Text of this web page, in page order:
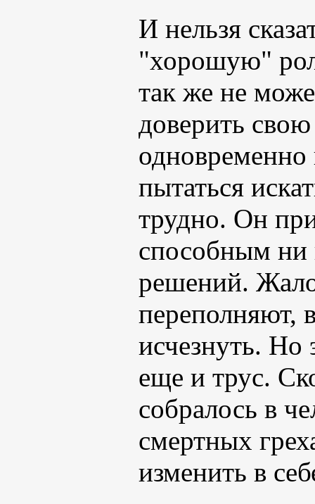
И нельзя
"хорошую"
так же не
доверить
пытаться
трудно. Он
способным ни
решений.
переполняют,
исчезнуть. Но
еще и трус.
собралось в
смертных
изменить в